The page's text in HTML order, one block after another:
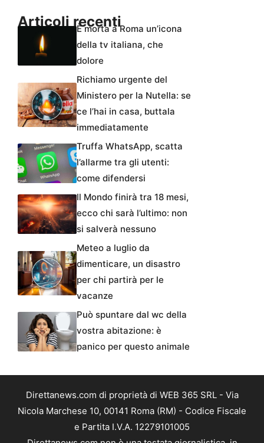
Articoli recentiÈ morta a Roma un’icona
della tv italiana, che
dolore
Richiamo urgente del
Ministero per la Nutella: se
ce l’hai in casa, buttala
immediatamente
Truffa WhatsApp, scatta
l’allarme tra gli utenti:
come difendersi
Il Mondo finirà tra 18 mesi,
ecco chi sarà l’ultimo: non
si salverà nessuno
Meteo a luglio da
dimenticare, un disastro
per chi partirà per le
vacanze
Può spuntare dal wc della
vostra abitazione: è
panico per questo animale
Direttanews.com di proprietà di WEB 365 SRL - Via
Nicola Marchese 10, 00141 Roma (RM) - Codice Fiscale
e Partita I.V.A. 12279101005